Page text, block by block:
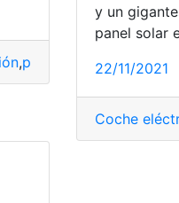
,panel Photoshop,
y un
panel solar
22/11/2021
Coche